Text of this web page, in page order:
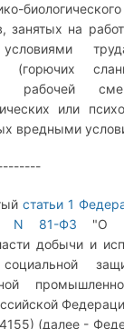
занятых на
(горючих
рабочей
или
вредными
статьи 1
N 81-ФЗ "О
добычи и
(далее -